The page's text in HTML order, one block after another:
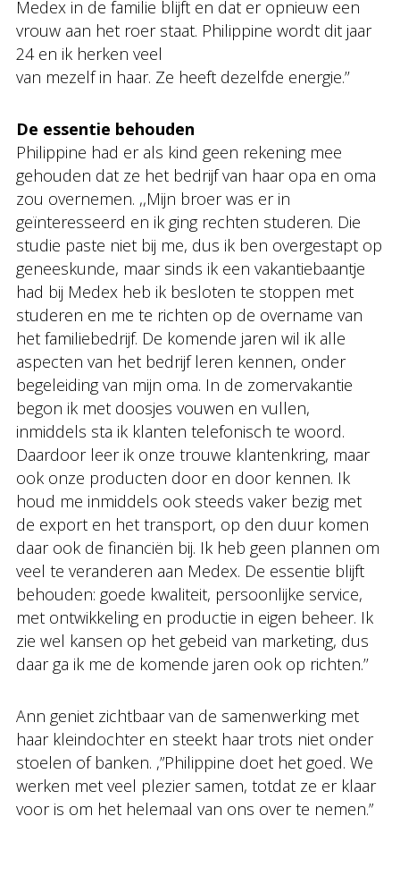
Medex in de familie blijft en dat er opnieuw een
vrouw aan het roer staat. Philippine wordt dit jaar
24 en ik herken veel
van mezelf in haar. Ze heeft dezelfde energie.’’
De essentie behouden
Philippine had er als kind geen rekening mee
gehouden dat ze het bedrijf van haar opa en oma
zou overnemen. ,,Mijn broer was er in
geïnteresseerd en ik ging rechten studeren. Die
studie paste niet bij me, dus ik ben overgestapt op
geneeskunde, maar sinds ik een vakantiebaantje
had bij Medex heb ik besloten te stoppen met
studeren en me te richten op de overname van
het familiebedrijf. De komende jaren wil ik alle
aspecten van het bedrijf leren kennen, onder
begeleiding van mijn oma. In de zomervakantie
begon ik met doosjes vouwen en vullen,
inmiddels sta ik klanten telefonisch te woord.
Daardoor leer ik onze trouwe klantenkring, maar
ook onze producten door en door kennen. Ik
houd me inmiddels ook steeds vaker bezig met
de export en het transport, op den duur komen
daar ook de financiën bij. Ik heb geen plannen om
veel te veranderen aan Medex. De essentie blijft
behouden: goede kwaliteit, persoonlijke service,
met ontwikkeling en productie in eigen beheer. Ik
zie wel kansen op het gebeid van marketing, dus
daar ga ik me de komende jaren ook op richten.’’
Ann geniet zichtbaar van de samenwerking met
haar kleindochter en steekt haar trots niet onder
stoelen of banken. ,”Philippine doet het goed. We
werken met veel plezier samen, totdat ze er klaar
voor is om het helemaal van ons over te nemen.”